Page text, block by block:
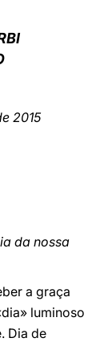
中文
2015
da nossa
a graça
luminoso
Dia de